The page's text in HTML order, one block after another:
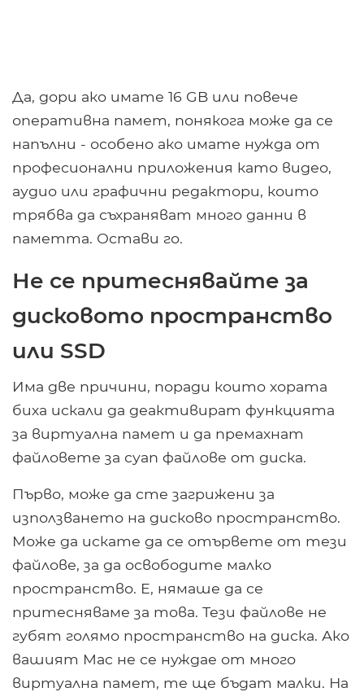
Да, дори ако имате 16 GB или повече
оперативна памет, понякога може да се
напълни - особено ако имате нужда от
професионални приложения като видео,
аудио или графични редактори, които
трябва да съхраняват много данни в
паметта. Остави го.
Не се притеснявайте за
дисковото пространство
или SSD
Има две причини, поради които хората
биха искали да деактивират функцията
за виртуална памет и да премахнат
файловете за суап файлове от диска.
Първо, може да сте загрижени за
използването на дисково пространство.
Може да искате да се отървете от тези
файлове, за да освободите малко
пространство. Е, нямаше да се
притесняваме за това. Тези файлове не
губят голямо пространство на диска. Ако
вашият Mac не се нуждае от много
виртуална памет, те ще бъдат малки. На